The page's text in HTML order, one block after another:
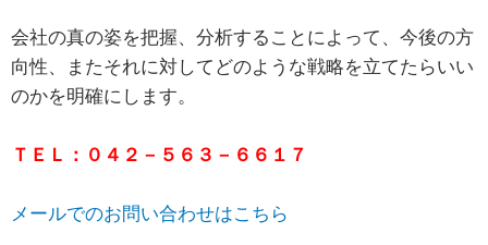
会社の真の姿を把握、分析することによって、今後の方
向性、またそれに対してどのような戦略を立てたらいい
のかを明確にします。
ＴＥＬ：０４２－５６３－６６１７
メールでのお問い合わせはこちら